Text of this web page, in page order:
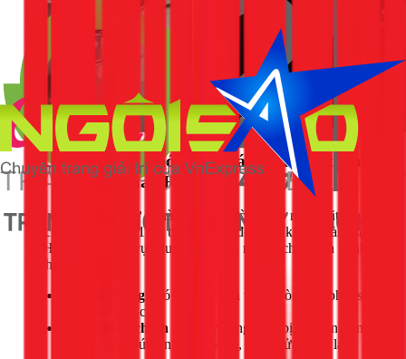
Dịch vụ sửa lỗi khóa cửa máy giặt Electrolux
tại TPHCM của 1Fix
Với kinh nghiệm xử lý hàng ngàn trường hợp máy giặt
Electrolux bị khóa, 1Fix tự tin mang đến cho khách hàng tại
TPHCM một dịch vụ chuyên nghiệp, nhanh chóng và minh
bạch.
Nhanh chóng:
Có mặt tận nhà trong vòng 30 phút sau
khi nhận yêu cầu.
Chẩn đoán chính xác:
Sử dụng thiết bị chuyên dụng
để xác định đúng nguyên nhân, tránh sửa chữa lan